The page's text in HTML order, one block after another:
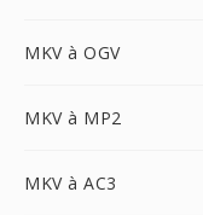
MKV à OGV
MKV à MP2
MKV à AC3